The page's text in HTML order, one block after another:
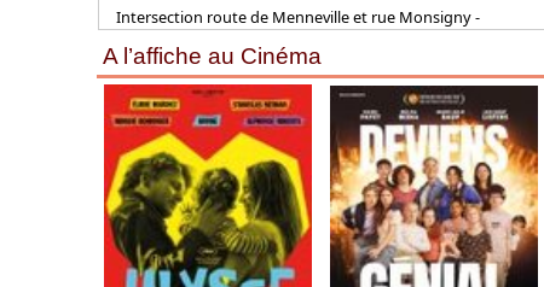
Intersection route de Menneville et rue Monsigny -
A l’affiche au Cinéma